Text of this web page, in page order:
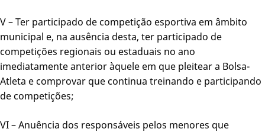
V – Ter participado de competição esportiva em âmbito
municipal e, na ausência desta, ter participado de
competições regionais ou estaduais no ano
imediatamente anterior àquele em que pleitear a Bolsa-
Atleta e comprovar que continua treinando e participando
de competições;
VI – Anuência dos responsáveis pelos menores que